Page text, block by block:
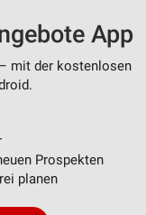
App
mit der kostenlosen
Prospekten
planen